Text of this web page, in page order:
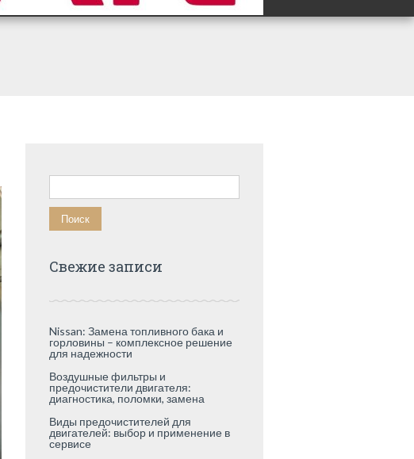
Найти:
Свежие записи
Nissan: Замена топливного бака и
горловины – комплексное решение
для надежности
Воздушные фильтры и
предочистители двигателя:
диагностика, поломки, замена
Виды предочистителей для
двигателей: выбор и применение в
сервисе